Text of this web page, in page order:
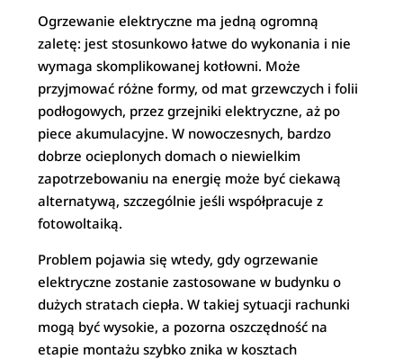
Ogrzewanie elektryczne ma jedną ogromną
zaletę: jest stosunkowo łatwe do wykonania i nie
wymaga skomplikowanej kotłowni. Może
przyjmować różne formy, od mat grzewczych i folii
podłogowych, przez grzejniki elektryczne, aż po
piece akumulacyjne. W nowoczesnych, bardzo
dobrze ocieplonych domach o niewielkim
zapotrzebowaniu na energię może być ciekawą
alternatywą, szczególnie jeśli współpracuje z
fotowoltaiką.
Problem pojawia się wtedy, gdy ogrzewanie
elektryczne zostanie zastosowane w budynku o
dużych stratach ciepła. W takiej sytuacji rachunki
mogą być wysokie, a pozorna oszczędność na
etapie montażu szybko znika w kosztach